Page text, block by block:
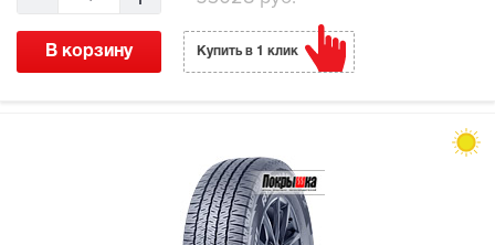
В корзину Купить в 1 клик